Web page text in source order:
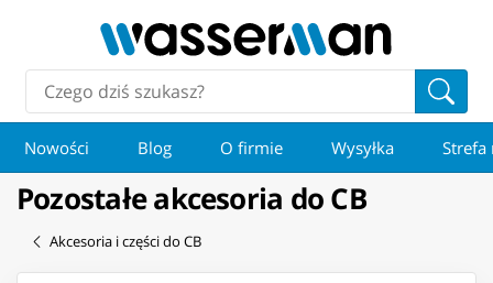
Nowości Blog O firmie Wysyłka Strefa
Pozostałe akcesoria do CB
Akcesoria i części do CB